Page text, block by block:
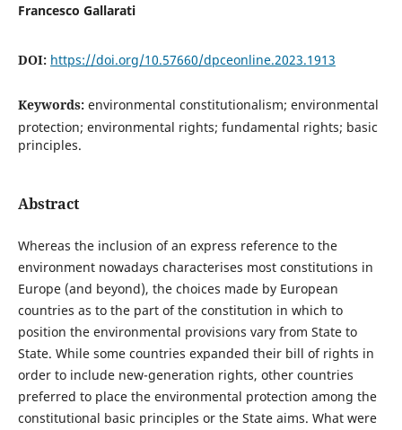
Francesco Gallarati
DOI: https://doi.org/10.57660/dpceonline.2023.1913
Keywords: environmental constitutionalism; environmental
protection; environmental rights; fundamental rights; basic
principles.
Abstract
Whereas the inclusion of an express reference to the
environment nowadays characterises most constitutions in
Europe (and beyond), the choices made by European
countries as to the part of the constitution in which to
position the environmental provisions vary from State to
State. While some countries expanded their bill of rights in
order to include new-generation rights, other countries
preferred to place the environmental protection among the
constitutional basic principles or the State aims. What were